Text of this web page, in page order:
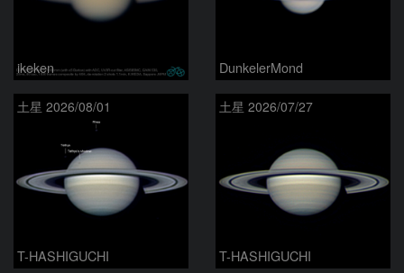
ikeken DunkelerMond
土星 2026/08/01
T-HASHIGUCHI
土星 2026/07/27
T-HASHIGUCHI